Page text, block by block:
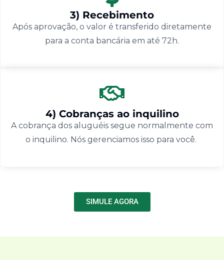
3) Recebimento
Após aprovação, o valor é transferido diretamente
para a conta bancária em até 72h.
4) Cobranças ao inquilino
A cobrança dos aluguéis segue normalmente com
o inquilino. Nós gerenciamos isso para você.
SIMULE AGORA